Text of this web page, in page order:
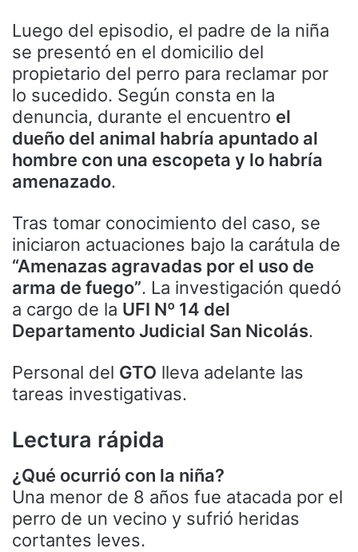
Luego del episodio, el padre de la niña
se presentó en el domicilio del
propietario del perro para reclamar por
lo sucedido. Según consta en la
denuncia, durante el encuentro el
dueño del animal habría apuntado al
hombre con una escopeta y lo habría
amenazado.
Tras tomar conocimiento del caso, se
iniciaron actuaciones bajo la carátula de
“Amenazas agravadas por el uso de
arma de fuego”. La investigación quedó
a cargo de la UFI Nº 14 del
Departamento Judicial San Nicolás.
Personal del GTO lleva adelante las
tareas investigativas.
Lectura rápida
¿Qué ocurrió con la niña?
Una menor de 8 años fue atacada por el
perro de un vecino y sufrió heridas
cortantes leves.